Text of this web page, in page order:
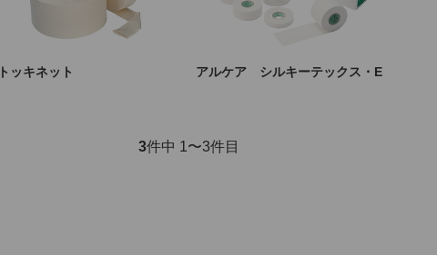
ッキネット アルケア シルキーテックス・E
3件中 1〜3件目